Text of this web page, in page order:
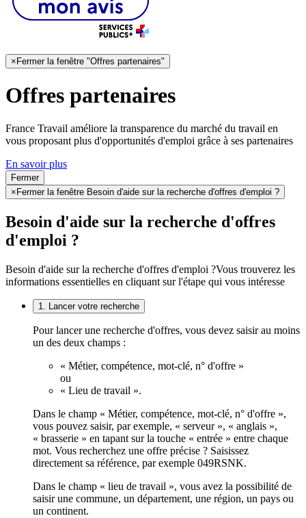
×Fermer la fenêtre "Offres partenaires"
Offres partenaires
France Travail améliore la transparence du marché du travail en
vous proposant plus d'opportunités d'emploi grâce à ses partenaires
En savoir plus
Fermer
× Fermer la fenêtre Besoin d'aide sur la recherche d'offres d'emploi ?
Besoin d'aide sur la recherche d'offres
d'emploi ?
Besoin d'aide sur la recherche d'offres d'emploi ?Vous trouverez les
informations essentielles en cliquant sur l'étape qui vous intéresse
1. Lancer votre recherche
Pour lancer une recherche d'offres, vous devez saisir au moins
un des deux champs :
« Métier, compétence, mot-clé, n° d'offre »
ou
« Lieu de travail ».
Dans le champ « Métier, compétence, mot-clé, n° d'offre »,
vous pouvez saisir, par exemple, « serveur », « anglais »,
« brasserie » en tapant sur la touche « entrée » entre chaque
mot. Vous recherchez une offre précise ? Saisissez
directement sa référence, par exemple 049RSNK.
Dans le champ « lieu de travail », vous avez la possibilité de
saisir une commune, un département, une région, un pays ou
un continent.